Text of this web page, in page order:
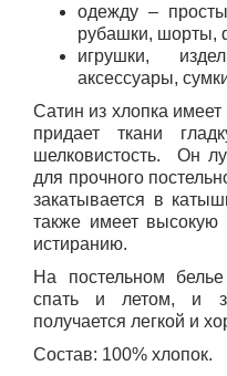
одежду –
рубашки, шорты,
игрушки,
аксессуары,
Сатин из хлопка имеет
придает ткани
шелковистость.
Он
для прочного
закатывается в
также имеет высокую
истиранию.
На постельном
спать и летом, и
получается легкой и
Состав: 100% хлопок.